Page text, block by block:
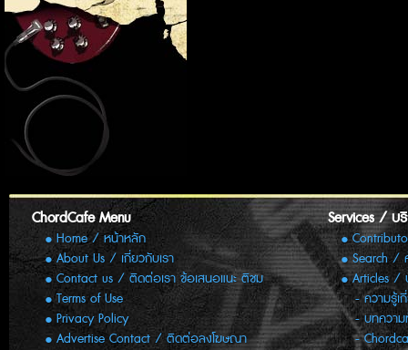
ChordCafe Menu
Home / หน้าหลัก
About Us / เกี่ยวกับเรา
Contact us / ติดต่อเรา ข้อเสนอแนะ ติชม
Terms of Use
Privacy Policy
Advertise Contact / ติดต่อลงโฆษณา
Services / บ
Search /
Articles /
ความรู้
บทความ